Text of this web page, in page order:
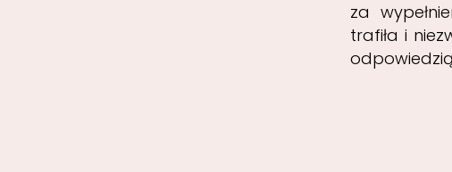
za
trafiła i